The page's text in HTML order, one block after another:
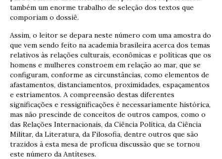
também um enorme trabalho de seleção dos textos que
comporiam o dossiê.
Assim, o leitor se depara neste número com uma amostra do
que vem sendo feito na academia brasileira acerca dos temas
relativos às relações culturais, econômicas e políticas que os
homens e mulheres constroem em relação ao mar, que se
configuram, conforme as circunstâncias, como elementos de
afastamentos, distanciamentos, proximidades, espaçamentos
e estriamentos. A compreensão destas diferentes
significações e ressignificações é necessariamente histórica,
mas não prescinde de conceitos de outros campos, como o
das Relações Internacionais, da Ciência Política, da Ciência
Militar, da Literatura, da Filosofia, dentre outros que são
trazidos à esta mesa de profícua discussão que se tornou
este número da Antíteses.